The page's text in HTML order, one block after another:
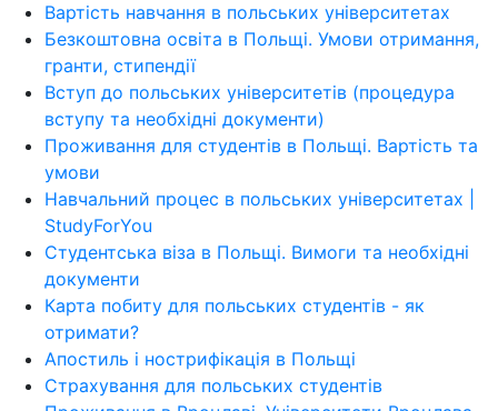
Вартість навчання в польських університетах
Безкоштовна освіта в Польщі. Умови отримання,
гранти, стипендії
Вступ до польських університетів (процедура
вступу та необхідні документи)
Проживання для студентів в Польщі. Вартість та
умови
Навчальний процес в польських університетах |
StudyForYou
Студентська віза в Польщі. Вимоги та необхідні
документи
Карта побиту для польських студентів - як
отримати?
Апостиль і нострифікація в Польщі
Страхування для польських студентів